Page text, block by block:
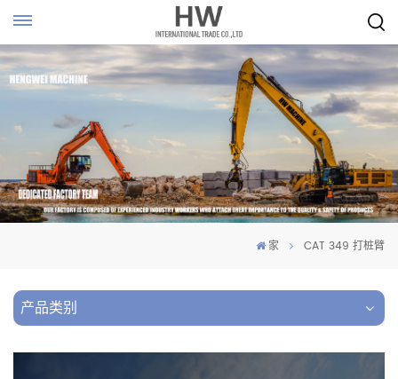
家 CAT 349 打桩臂
产品类别